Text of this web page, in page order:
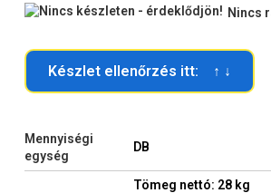
Nincs
Készlet ellenőrzés itt: ↑ ↓
Mennyiségi
egység
DB
Tömeg nettó: 28 kg